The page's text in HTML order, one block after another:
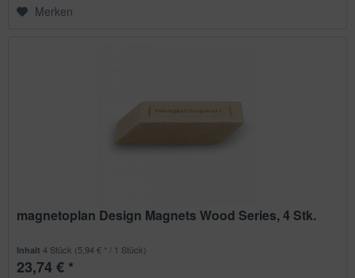
Merken
magnetoplan Design Magnets Wood Series, 4 Stk.
Inhalt4 Stück (5,94 € * / 1 Stück)
23,74 € *